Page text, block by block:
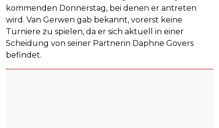
kommenden Donnerstag, bei denen er antreten
wird. Van Gerwen gab bekannt, vorerst keine
Turniere zu spielen, da er sich aktuell in einer
Scheidung von seiner Partnerin Daphne Govers
befindet.